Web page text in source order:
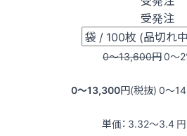
受発注
0〜13,600円0〜2
0〜13,300円(税抜) 0〜
単価： 3.32〜3.4